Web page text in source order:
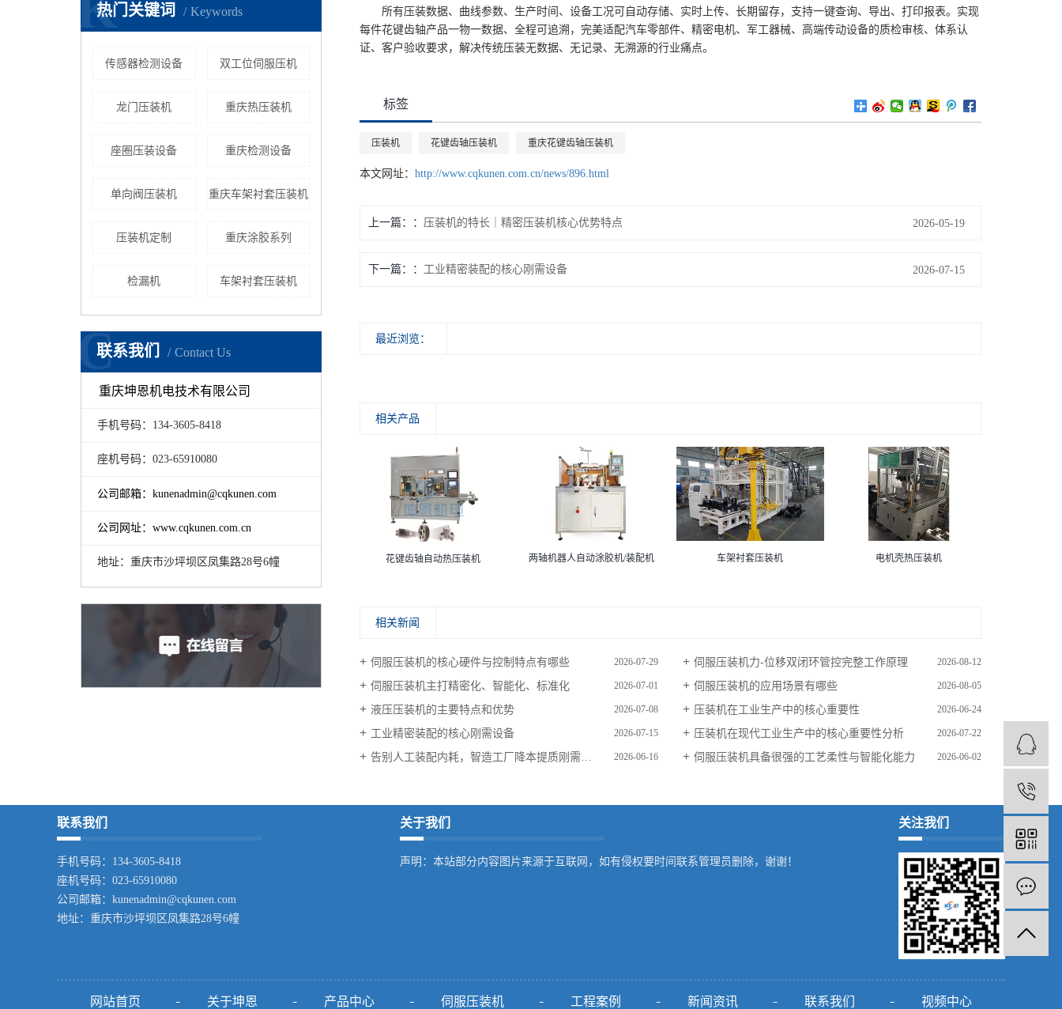
热门关键词 Keywords
传感器检测设备 双工位伺服压机
龙门压装机 重庆热压装机
座圈压装设备 重庆检测设备
单向阀压装机 重庆车架衬套压装机
压装机定制 重庆涂胶系列
检漏机 车架衬套压装机
联系我们 Contact Us
C
重庆坤恩机电技术有限公司
手机号码：134-3605-8418
座机号码：023-65910080
公司邮箱：kunenadmin@cqkunen.com
公司网址：www.cqkunen.com.cn
地址：重庆市沙坪坝区凤集路28号6幢
所有压装数据、曲线参数、生产时间、设备工况可自动存储、实时上传、长期留存，支持一键查询、导出、打印报表。实现
每件花键齿轴产品一物一数据、全程可追溯，完美适配汽车零部件、精密电机、军工器械、高端传动设备的质检审核、体系认
证、客户验收要求，解决传统压装无数据、无记录、无溯源的行业痛点。
标签
压装机 花键齿轴压装机 重庆花键齿轴压装机
本文网址： http://www.cqkunen.com.cn/news/896.html
上一篇： 压装机的特长｜精密压装机核心优势特点 2026-05-19
下一篇： 工业精密装配的核心刚需设备 2026-07-15
最近浏览：
相关产品
油管自动组装设备照片 花键齿轴自动热压装机 两轴机器人自动涂胶机/装配机 车架衬套压装机 电机壳热压装机
相关新闻
伺服压装机的核心硬件与控制特点有哪些 2026-07-29 伺服压装机力‑位移双闭环管控完整工作原理 2026-08-12
伺服压装机主打精密化、智能化、标准化 2026-07-01 伺服压装机的应用场景有哪些 2026-08-05
液压压装机的主要特点和优势 2026-07-08 压装机在工业生产中的核心重要性 2026-06-24
工业精密装配的核心刚需设备 2026-07-15 压装机在现代工业生产中的核心重要性分析 2026-07-22
告别人工装配内耗，智造工厂降本提质刚需设备 2026-06-16 伺服压装机具备很强的工艺柔性与智能化能力 2026-06-02
联系我们
手机号码：134-3605-8418
座机号码：023-65910080
公司邮箱：kunenadmin@cqkunen.com
地址： 重庆市沙坪坝区凤集路28号6幢
关于我们
声明：本站部分内容图片来源于互联网，如有侵权要时间联系管理员删除，谢谢！
关注我们
网站首页 关于坤恩 产品中心 伺服压装机 工程案例 新闻资讯 联系我们 视频中心